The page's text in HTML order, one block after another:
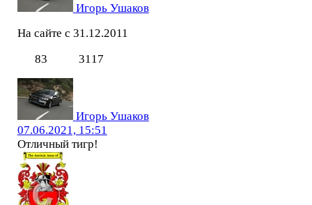
Игорь Ушаков
На сайте с 31.12.2011
83
3117
Игорь Ушаков
07.06.2021, 15:51
Отличный тигр!